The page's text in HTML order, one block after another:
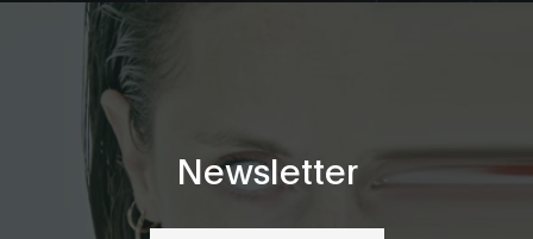
Newsletter